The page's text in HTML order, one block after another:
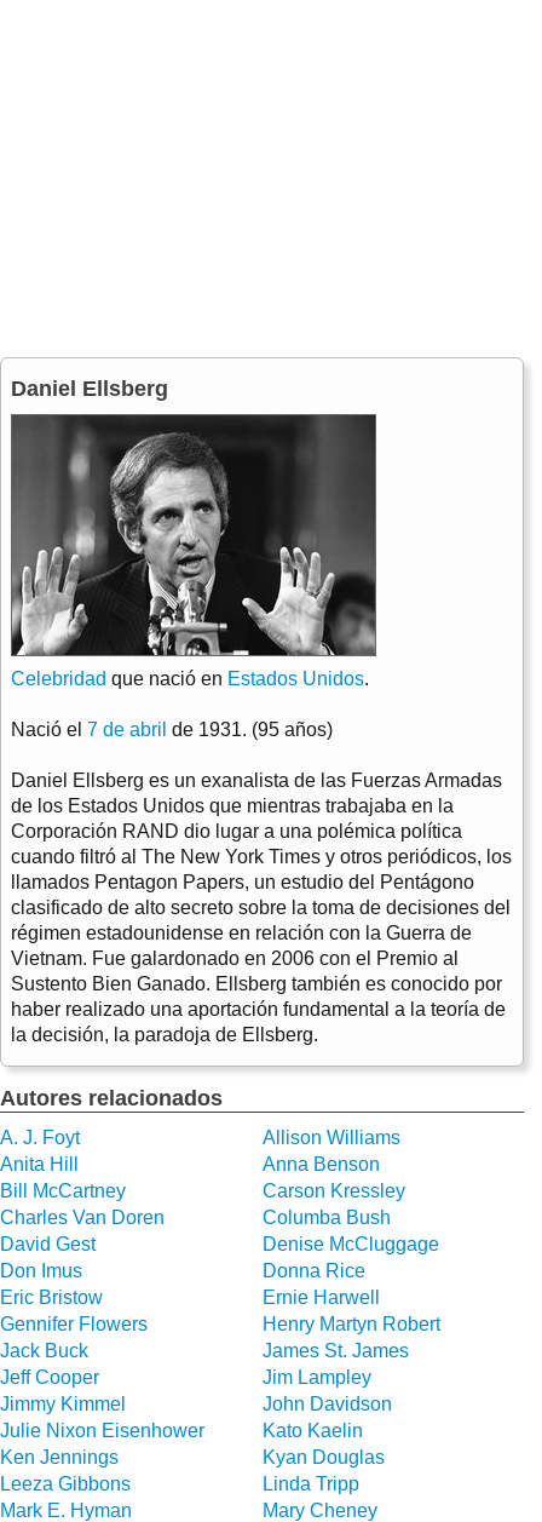
Daniel Ellsberg
Celebridad que nació en Estados Unidos.
Nació el 7 de abril de 1931. (95 años)
Daniel Ellsberg es un exanalista de las Fuerzas Armadas
de los Estados Unidos que mientras trabajaba en la
Corporación RAND dio lugar a una polémica política
cuando filtró al The New York Times y otros periódicos, los
llamados Pentagon Papers, un estudio del Pentágono
clasificado de alto secreto sobre la toma de decisiones del
régimen estadounidense en relación con la Guerra de
Vietnam. Fue galardonado en 2006 con el Premio al
Sustento Bien Ganado. Ellsberg también es conocido por
haber realizado una aportación fundamental a la teoría de
la decisión, la paradoja de Ellsberg.
Autores relacionados
A. J. Foyt
Allison Williams
Anita Hill
Anna Benson
Bill McCartney
Carson Kressley
Charles Van Doren
Columba Bush
David Gest
Denise McCluggage
Don Imus
Donna Rice
Eric Bristow
Ernie Harwell
Gennifer Flowers
Henry Martyn Robert
Jack Buck
James St. James
Jeff Cooper
Jim Lampley
Jimmy Kimmel
John Davidson
Julie Nixon Eisenhower
Kato Kaelin
Ken Jennings
Kyan Douglas
Leeza Gibbons
Linda Tripp
Mark E. Hyman
Mary Cheney